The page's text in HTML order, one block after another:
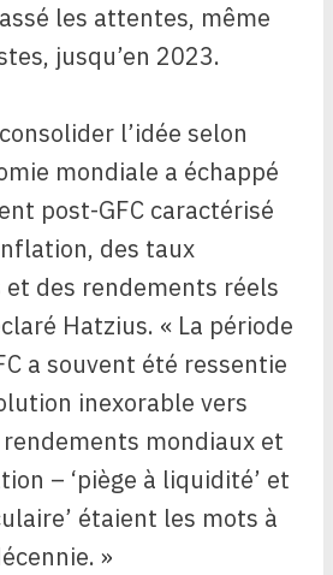
les attentes, même
jusqu’en 2023.
l’idée selon
mondiale a échappé
post-GFC caractérisé
des taux
des rendements réels
Hatzius. « La période
a souvent été ressentie
inexorable vers
mondiaux et
– ‘piège à liquidité’ et
étaient les mots à
»